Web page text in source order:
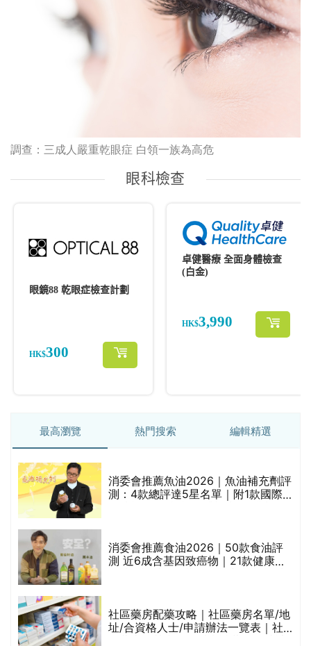
調查：三成人嚴重乾眼症 白領一族為高危
最高瀏覽 熱門搜索 編輯精選
消委會推薦魚油2026｜魚油補充劑評
測：4款總評達5星名單｜附1款國際
消委會推薦食油2026｜50款食油評
測 近6成含基因致癌物｜21款健康煮
社區藥房配藥攻略｜社區藥房名單/地
址/合資格人士/申請辦法一覽表｜社